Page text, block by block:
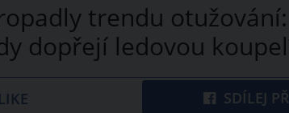
trendu
dopřejí ledovou
SDÍLEJ